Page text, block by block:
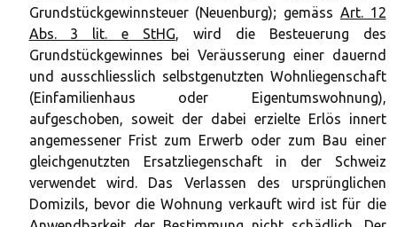
Grundstückgewinnsteuer (Neuenburg); gemäss Art. 12
Abs. 3 lit. e StHG, wird die Besteuerung des
Grundstückgewinnes bei Veräusserung einer dauernd
und ausschliesslich selbstgenutzten Wohnliegenschaft
(Einfamilienhaus oder Eigentumswohnung),
aufgeschoben, soweit der dabei erzielte Erlös innert
angemessener Frist zum Erwerb oder zum Bau einer
gleichgenutzten Ersatzliegenschaft in der Schweiz
verwendet wird. Das Verlassen des ursprünglichen
Domizils, bevor die Wohnung verkauft wird ist für die